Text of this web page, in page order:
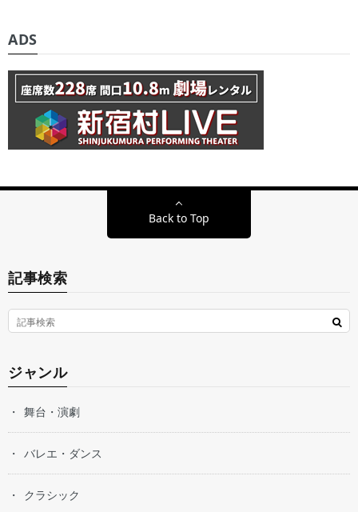
ADS
Back to Top
記事検索
ジャンル
舞台・演劇
バレエ・ダンス
クラシック